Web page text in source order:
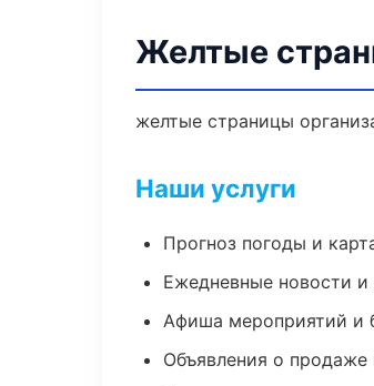
Желтые
желтые страницы
Наши услуги
Прогноз погоды и
Ежедневные новости
Афиша мероприятий и
Объявления о продаже